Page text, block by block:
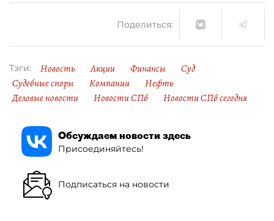
Поделиться:
Тэги: Новость Акции Финансы
Суд
Судебные споры
Компании
Нефть
Деловые новости
Новости СПб Новости СПб сегодня
Обсуждаем новости здесь
Присоединяйтесь!
Подписаться на новости